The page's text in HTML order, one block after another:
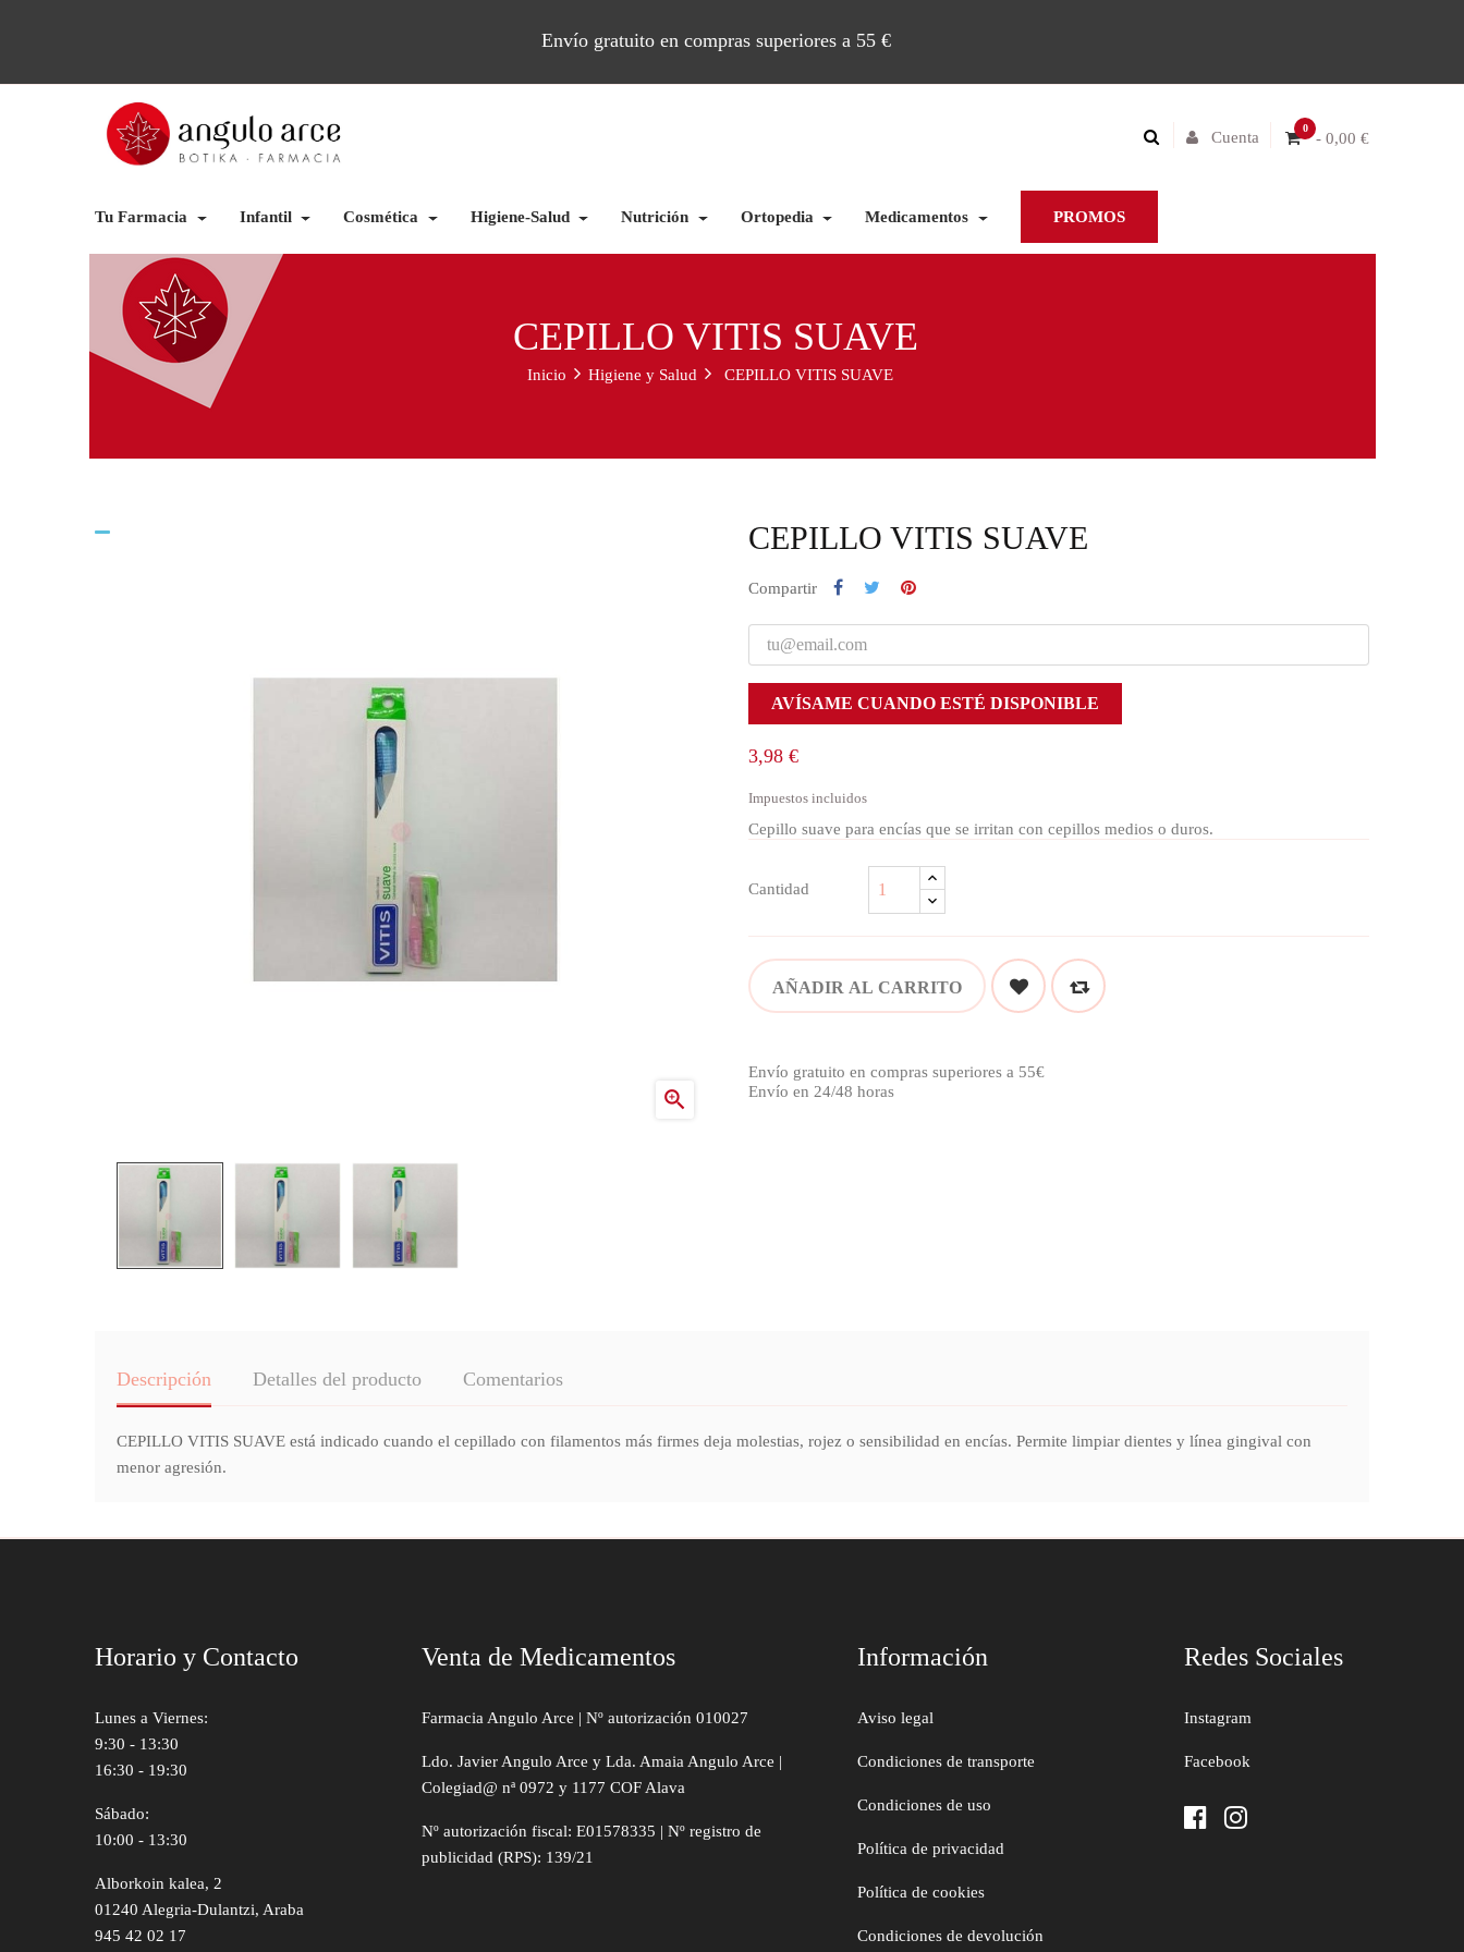
Envío gratuito en compras superiores a 55 €
0
- 0,00 €
Cuenta
Tu Farmacia Infantil Cosmética Higiene-Salud Nutrición Ortopedia Medicamentos PROMOS
CEPILLO VITIS SUAVE
Inicio Higiene y Salud CEPILLO VITIS SUAVE

CEPILLO VITIS SUAVE
Compartir
AVÍSAME CUANDO ESTÉ DISPONIBLE
3,98 €
Impuestos incluidos
Cepillo suave para encías que se irritan con cepillos medios o duros.
Cantidad
AÑADIR AL CARRITO
Envío gratuito en compras superiores a 55€
Envío en 24/48 horas
Descripción Detalles del producto Comentarios
CEPILLO VITIS SUAVE está indicado cuando el cepillado con filamentos más firmes deja molestias, rojez o sensibilidad en encías. Permite limpiar dientes y línea gingival con
menor agresión.
Horario y Contacto
Lunes a Viernes:
9:30 - 13:30
16:30 - 19:30
Sábado:
10:00 - 13:30
Alborkoin kalea, 2
01240 Alegria-Dulantzi, Araba
945 42 02 17
Venta de Medicamentos
Farmacia Angulo Arce | Nº autorización 010027
Ldo. Javier Angulo Arce y Lda. Amaia Angulo Arce |
Colegiad@ nª 0972 y 1177 COF Alava
Nº autorización fiscal: E01578335 | Nº registro de
publicidad (RPS): 139/21
Información
Aviso legal
Condiciones de transporte
Condiciones de uso
Política de privacidad
Política de cookies
Condiciones de devolución
Redes Sociales
Instagram
Facebook